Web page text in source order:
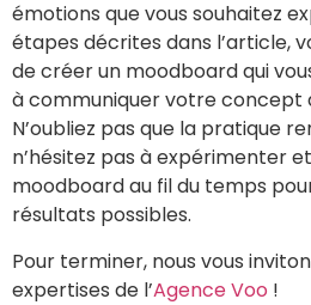
émotions que vous souhaitez
étapes décrites dans l’article,
de créer un moodboard qui
à communiquer votre concept
N’oubliez pas que la pratique
n’hésitez pas à expérimenter
moodboard au fil du temps
résultats possibles.
Pour terminer, nous vous
expertises de l’Agence Voo !